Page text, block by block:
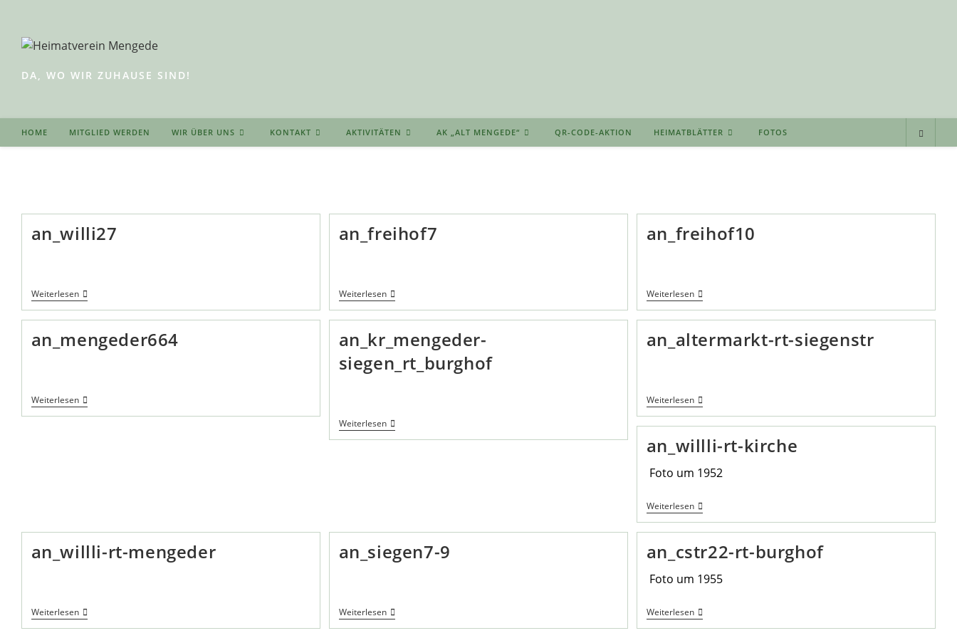
springen
DA, WO WIR ZUHAUSE SIND!
HOME MITGLIED WERDEN WIR ÜBER UNS KONTAKT AKTIVITÄTEN AK „ALT MENGEDE“ QR-CODE-AKTION HEIMATBLÄTTER FOTOS
an_willi27
WeiterlesenAn_willi27
an_freihof7
WeiterlesenAn_freihof7
an_freihof10
WeiterlesenAn_freihof10
an_mengeder664
WeiterlesenAn_mengeder664
an_kr_mengeder-
siegen_rt_burghof
WeiterlesenAn_kr_mengeder-
Siegen_rt_burghof
an_altermarkt-rt-siegenstr
WeiterlesenAn_altermarkt-
Rt-
an_willli-rt-kirche
Foto um 1952
WeiterlesenAn_willli-
Rt-
an_willli-rt-mengeder
WeiterlesenAn_willli-
Rt-
an_siegen7-9
WeiterlesenAn_siegen7-
9
an_cstr22-rt-burghof
Foto um 1955
WeiterlesenAn_cstr22-
Rt-